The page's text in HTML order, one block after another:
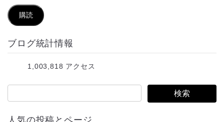
ル
ア
ド
購読
ブログ統計情報
1,003,818 アクセス
人気の投稿とページ